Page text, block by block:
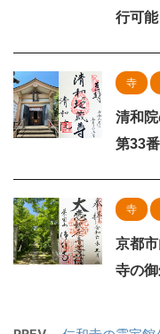
行可能
寺
清和
第33
寺
京都
寺の